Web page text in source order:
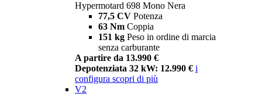
Hypermotard 698 Mono Nera
77,5 CV Potenza
63 Nm Coppia
151 kg Peso in ordine di marcia
senza carburante
A partire da 13.990 €
Depotenziata 32 kW: 12.990 € i
configura scopri di più
V2